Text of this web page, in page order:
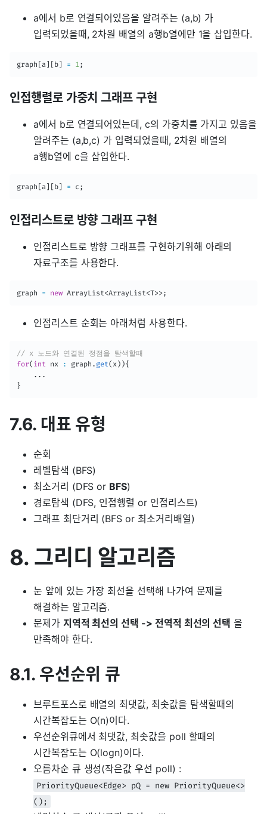
a에서 b로 연결되어있음을 알려주는 (a,b) 가
입력되었을때, 2차원 배열의 a행b열에만 1을 삽입한다.
graph a b = 1;
인접행렬로 가중치 그래프 구현
a에서 b로 연결되어있는데, c의 가중치를 가지고 있음을
알려주는 (a,b,c) 가 입력되었을때, 2차원 배열의
a행b열에 c을 삽입한다.
graph a b = c ;
인접리스트로 방향 그래프 구현
인접리스트로 방향 그래프를 구현하기위해 아래의
자료구조를 사용한다.
graph = new ArrayList<ArrayList<T>>;
인접리스트 순회는 아래처럼 사용한다.
// x 노드와 연결된 정점을 탐색할때
for( int nx : graph . get( x ) ){
. . .
}
7.6. 대표 유형
순회
레벨탐색 (BFS)
최소거리 (DFS or BFS)
경로탐색 (DFS, 인접행렬 or 인접리스트)
그래프 최단거리 (BFS or 최소거리배열)
8. 그리디 알고리즘
눈 앞에 있는 가장 최선을 선택해 나가여 문제를
해결하는 알고리즘.
문제가 지역적 최선의 선택 -> 전역적 최선의 선택 을
만족해야 한다.
8.1. 우선순위 큐
브루트포스로 배열의 최댓값, 최솟값을 탐색할때의
시간복잡도는 O(n)이다.
우선순위큐에서 최댓값, 최솟값을 poll 할때의
시간복잡도는 O(logn)이다.
오름차순 큐 생성(작은값 우선 poll) :
PriorityQueue<Edge> pQ = new PriorityQueue<>
();